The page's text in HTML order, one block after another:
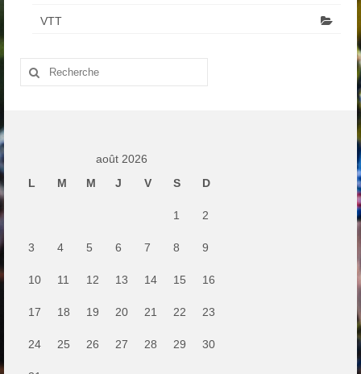
VTT
Rechercher
août 2026
L
M M J V S D
1 2
3 4 5 6 7 8 9
10 11 12 13 14 15 16
17 18 19 20 21 22 23
24 25 26 27 28 29 30